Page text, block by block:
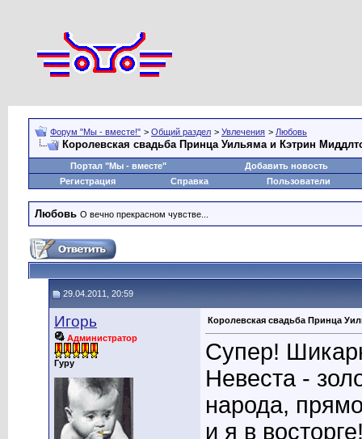
Форум "Мы - вместе!" > Общий раздел > Увлечения > Любовь
Королевская свадьба Принца Уильяма и Кэтрин
Портал "Мы - вместе"
Добавить новость
Регистрация
Справка Пользователи
Любовь О вечно прекрасном чувстве...
29.04.2011, 20:59
Игорь
Администратор
Гуру
Королевская свадьба Принца
Супер!
Невеста -
народа,
и я в